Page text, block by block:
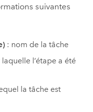
suivantes
: nom de la tâche
l’étape a été
la tâche est